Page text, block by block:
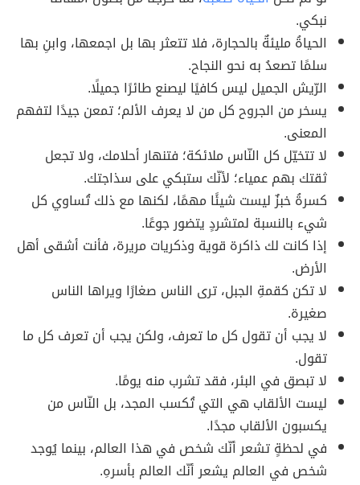
نبكي.
الحياةُ مليئةٌ بالحجارة، فلا تتعثر بها بل اجمعها، وابنِ بها
سلمًا تصعدُ به نحو النجاح.
الرّيش الجميل ليس كافيًا ليصنع طائرًا جميلًا.
يسخر من الجروح كل من لا يعرف الألم؛ تمعن جيدًا لتفهم
المعنى.
لا تتخيّل كل النّاس ملائكة؛ فتنهار أحلامك، ولا تجعل
ثقتك بهم عمياء؛ لأنّك ستبكي على سذاجتك.
كسرةُ خبزٌ ليست شيئًا مهمًا، لكنها مع ذلك تُساوي كل
شيء بالنسبة لمتشردٍ يتضور جوعًا.
إذا كانت لك ذاكرة قوية وذكريات مريرة، فأنت أشقى أهل
الأرض.
لا تكن كقمةِ الجبل، ترى الناس صغارًا ويراها الناس
صغيرة.
لا يجب أن تقول كل ما تعرف، ولكن يجب أن تعرف كل ما
تقول.
لا تبصق في البئر، فقد تشرب منه يومًا.
ليست الألقاب هي التي تُكسب المجد، بل النّاس من
يكسبون الألقاب مجدًا.
في لحظةٍ تشعر أنّك شخص في هذا العالم، بينما يُوجد
شخص في العالم يشعر أنّك العالم بأسرهِ.